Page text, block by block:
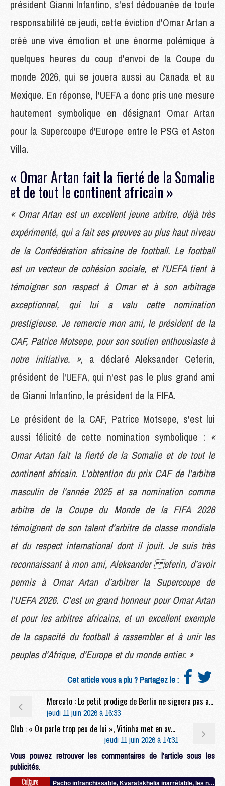
président Gianni Infantino, s'est dédouanée de toute
responsabilité ce jeudi, cette éviction d'Omar Artan a
créé une vive émotion et une énorme polémique à
quelques heures du coup d'envoi de la Coupe du
monde 2026, qui se jouera aussi au Canada et au
Mexique. En réponse, l'UEFA a donc pris une mesure
hautement symbolique en désignant Omar Artan
pour la Supercoupe d'Europe entre le PSG et Aston
Villa.
« Omar Artan fait la fierté de la Somalie
et de tout le continent africain »
« Omar Artan est un excellent jeune arbitre, déjà très
expérimenté, qui a fait ses preuves au plus haut niveau
de la Confédération africaine de football. Le football
est un vecteur de cohésion sociale, et l'UEFA tient à
témoigner son respect à Omar et à son arbitrage
exceptionnel, qui lui a valu cette nomination
prestigieuse. Je remercie mon ami, le président de la
CAF, Patrice Motsepe, pour son soutien enthousiaste à
notre initiative. », a déclaré Aleksander Ceferin,
président de l'UEFA, qui n'est pas le plus grand ami
de Gianni Infantino, le président de la FIFA.
Le président de la CAF, Patrice Motsepe, s'est lui
aussi félicité de cette nomination symbolique : «
Omar Artan fait la fierté de la Somalie et de tout le
continent africain. L’obtention du prix CAF de l’arbitre
masculin de l’année 2025 et sa nomination comme
arbitre de la Coupe du Monde de la FIFA 2026
témoignent de son talent d’arbitre de classe mondiale
et du respect international dont il jouit. Je suis très
reconnaissant à mon ami, Aleksander eferin, d’avoir
permis à Omar Artan d’arbitrer la Supercoupe de
l’UEFA 2026. C’est un grand honneur pour Omar Artan
et pour les arbitres africains, et un excellent exemple
de la capacité du football à rassembler et à unir les
peuples d’Afrique, d’Europe et du monde entier. »
Cet article vous a plu ? Partagez le :
Mercato : Le petit prodige de Berlin ne signera pas au PSG
jeudi 11 juin 2026 à 16:33
Club : « On parle trop peu de lui », Vitinha met en avant un Parisien sous-estimé
jeudi 11 juin 2026 à 14:31
Vous pouvez retrouver les commentaires de l'article sous les
publicités.